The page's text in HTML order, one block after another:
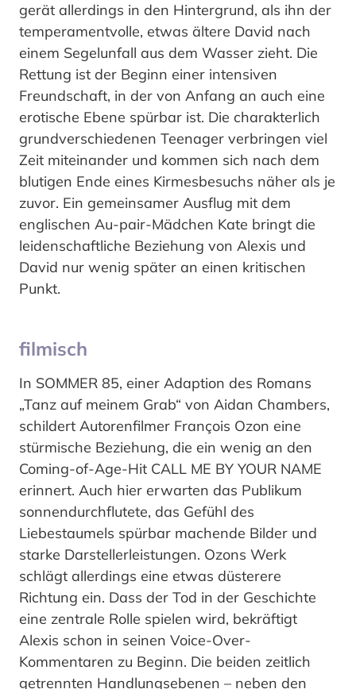
gerät allerdings in den Hintergrund, als ihn der
temperamentvolle, etwas ältere David nach
einem Segelunfall aus dem Wasser zieht. Die
Rettung ist der Beginn einer intensiven
Freundschaft, in der von Anfang an auch eine
erotische Ebene spürbar ist. Die charakterlich
grundverschiedenen Teenager verbringen viel
Zeit miteinander und kommen sich nach dem
blutigen Ende eines Kirmesbesuchs näher als je
zuvor. Ein gemeinsamer Ausflug mit dem
englischen Au-pair-Mädchen Kate bringt die
leidenschaftliche Beziehung von Alexis und
David nur wenig später an einen kritischen
Punkt.
filmisch
In SOMMER 85, einer Adaption des Romans
„Tanz auf meinem Grab“ von Aidan Chambers,
schildert Autorenfilmer François Ozon eine
stürmische Beziehung, die ein wenig an den
Coming-of-Age-Hit CALL ME BY YOUR NAME
erinnert. Auch hier erwarten das Publikum
sonnendurchflutete, das Gefühl des
Liebestaumels spürbar machende Bilder und
starke Darstellerleistungen. Ozons Werk
schlägt allerdings eine etwas düsterere
Richtung ein. Dass der Tod in der Geschichte
eine zentrale Rolle spielen wird, bekräftigt
Alexis schon in seinen Voice-Over-
Kommentaren zu Beginn. Die beiden zeitlich
getrennten Handlungsebenen – neben den